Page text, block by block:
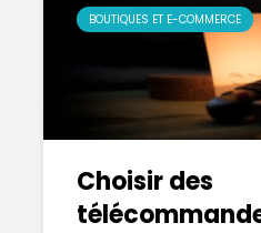
BOUTIQUES ET E-COMMERCE
Choisir des